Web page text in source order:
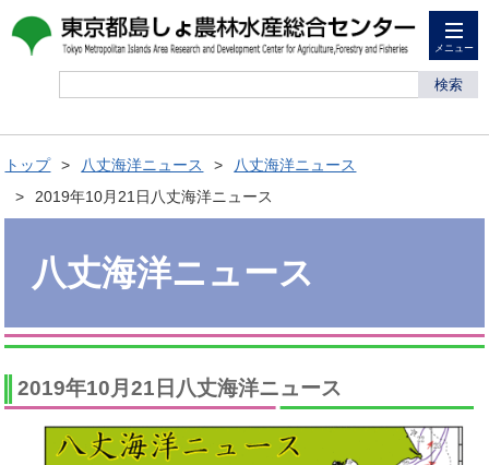
メニュー
検索
トップ 八丈海洋ニュース
八丈海洋ニュース
2019年10月21日八丈海洋ニュース
八丈海洋ニュース
2019年10月21日八丈海洋ニュース